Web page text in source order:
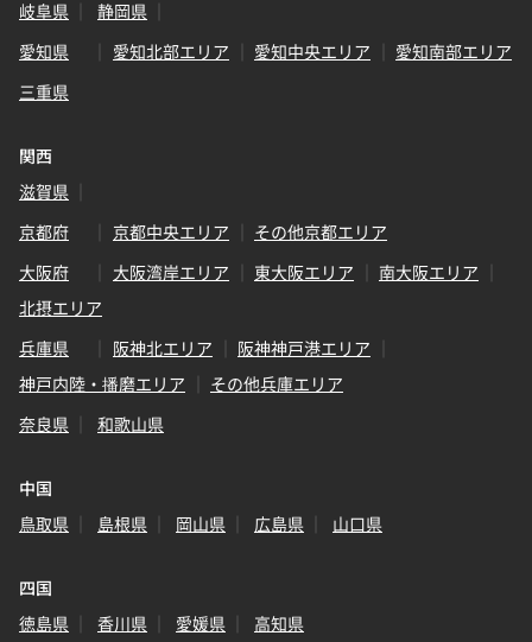
岐阜県
静岡県
愛知県
愛知北部エリア 愛知中央エリア
愛知南部エリア
三重県
関西
滋賀県
京都府
京都中央エリア
その他京都エリア
大阪府
大阪湾岸エリア 東大阪エリア
南大阪エリア
北摂エリア
兵庫県
阪神北エリア
阪神神戸港エリア
神戸内陸・播磨エリア
その他兵庫エリア
奈良県
和歌山県
中国
鳥取県
島根県 岡山県 広島県 山口県
四国
徳島県
香川県 愛媛県 高知県